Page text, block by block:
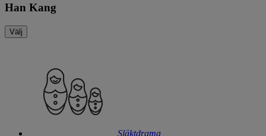
Han Kang
Välj
Släktdrama